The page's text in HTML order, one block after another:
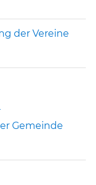
der Vereine
Gemeinde